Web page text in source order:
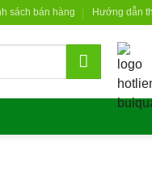
sách bán hàng Hướng dẫn